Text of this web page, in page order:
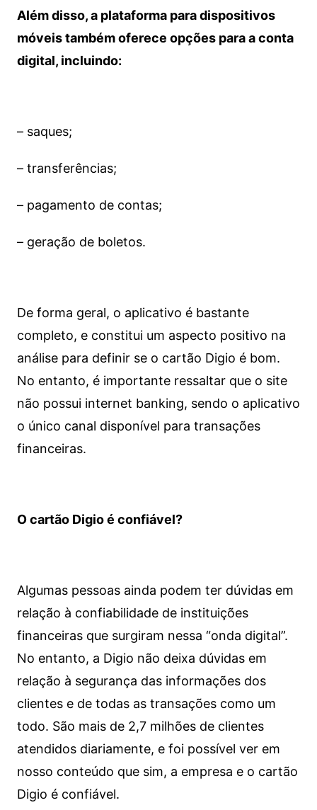
Além disso, a plataforma para dispositivos
móveis também oferece opções para a conta
digital, incluindo:
– saques;
– transferências;
– pagamento de contas;
– geração de boletos.
De forma geral, o aplicativo é bastante
completo, e constitui um aspecto positivo na
análise para definir se o cartão Digio é bom.
No entanto, é importante ressaltar que o site
não possui internet banking, sendo o aplicativo
o único canal disponível para transações
financeiras.
O cartão Digio é confiável?
Algumas pessoas ainda podem ter dúvidas em
relação à confiabilidade de instituições
financeiras que surgiram nessa “onda digital”.
No entanto, a Digio não deixa dúvidas em
relação à segurança das informações dos
clientes e de todas as transações como um
todo. São mais de 2,7 milhões de clientes
atendidos diariamente, e foi possível ver em
nosso conteúdo que sim, a empresa e o cartão
Digio é confiável.